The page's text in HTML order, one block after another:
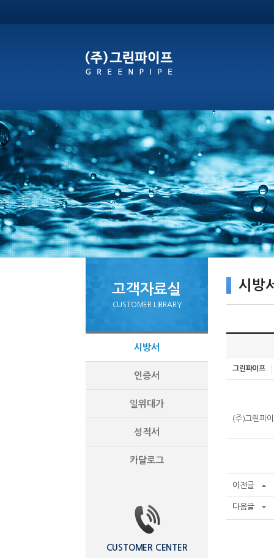
고객자료실
CUSTOMER LIBRARY
시방서
인증서
일위대가
성적서
카달로그
CUSTOMER CENTER
시방
그린파이프
(주)그린파
이전글
다음글